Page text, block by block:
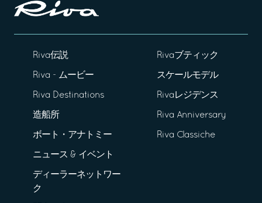
Riva伝説
Riva - ムービー
Riva Destinations
造船所
ボート・アナトミー
ニュース & イベント
ディーラーネットワー
ク
Rivaブティック
スケールモデル
Rivaレジデンス
Riva Anniversary
Riva Classiche